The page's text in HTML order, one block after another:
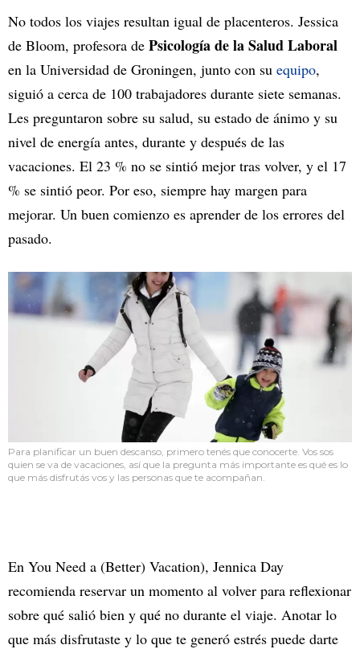
No todos los viajes resultan igual de placenteros. Jessica
de Bloom, profesora de Psicología de la Salud Laboral
en la Universidad de Groningen, junto con su equipo,
siguió a cerca de 100 trabajadores durante siete semanas.
Les preguntaron sobre su salud, su estado de ánimo y su
nivel de energía antes, durante y después de las
vacaciones. El 23 % no se sintió mejor tras volver, y el 17
% se sintió peor. Por eso, siempre hay margen para
mejorar. Un buen comienzo es aprender de los errores del
pasado.
Para planificar un buen descanso, primero tenés que conocerte. Vos sos
quien se va de vacaciones, así que la pregunta más importante es qué es lo
que más disfrutás vos y las personas que te acompañan.
En You Need a (Better) Vacation), Jennica Day
recomienda reservar un momento al volver para reflexionar
sobre qué salió bien y qué no durante el viaje. Anotar lo
que más disfrutaste y lo que te generó estrés puede darte